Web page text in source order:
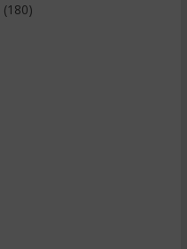
(180)